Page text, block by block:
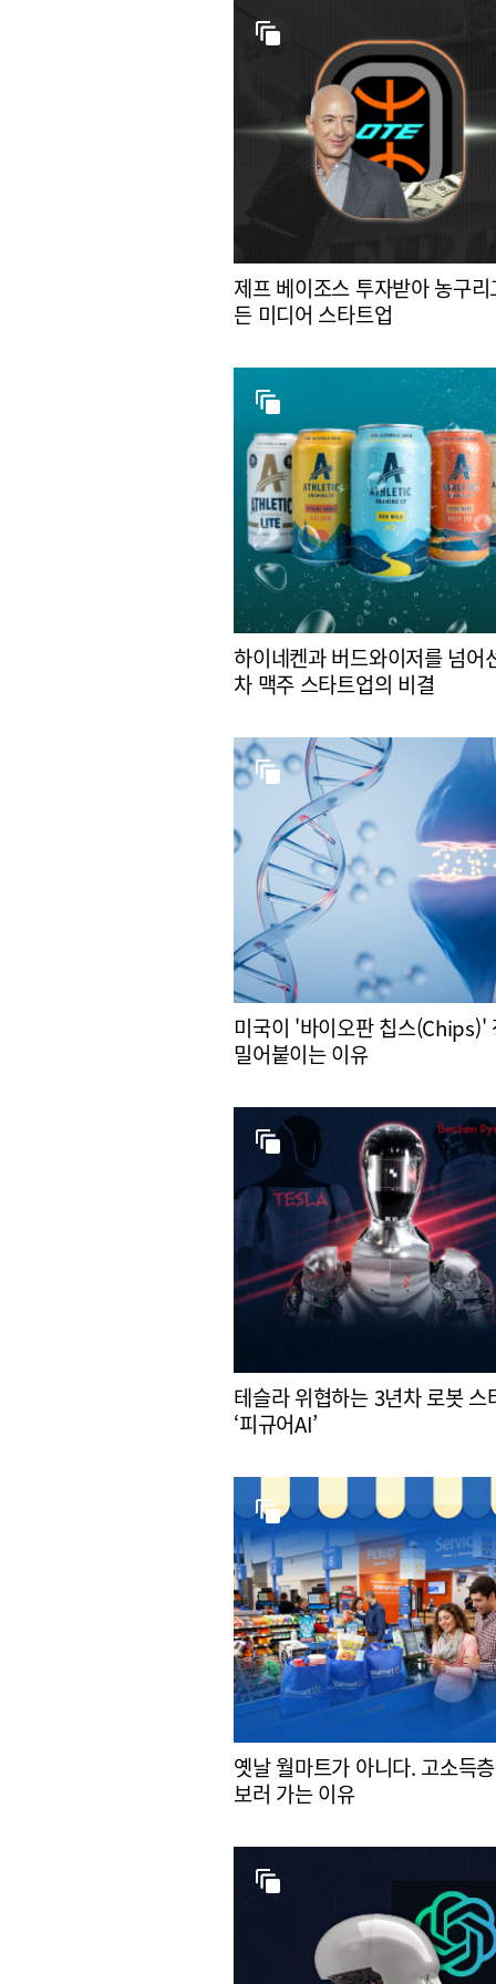
제프 베이조스 투자받아 농구리
든 미디어 스타트업
하이네켄과 버드와이저를 넘어
차 맥주 스타트업의 비결
미국이 '바이오판 칩스(Chips)'
밀어붙이는 이유
테슬라 위협하는 3년차 로봇 스
‘피규어AI’
옛날 월마트가 아니다. 고소득
보러 가는 이유